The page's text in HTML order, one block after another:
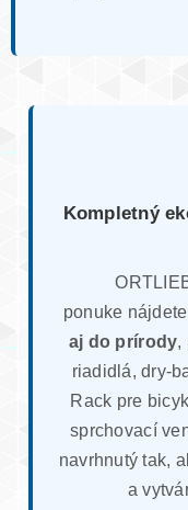
Kompletný
ORTLIEB
ponuke nájdete
aj do prírody,
riadidlá, dry-
Rack pre
sprchovací
navrhnutý tak,
a